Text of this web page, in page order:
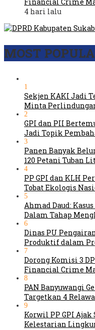
4 hari lalu
MOST
1
Sekjen KAKI Jadi
Minta
2
GPI dan PII
Jadi Topik
3
Panen Banyak
120 Petani Tuban
4
PP GPI dan KLH
Tobat Ekologis
5
Ahmad Daud:
Dalam Tahap
6
Dinas PU
Produktif dalam
7
Dorong Komisi 3
Financial Crime
8
PAN Banyuwangi
Targetkan 4
9
Korwil PP GPI
Kelestarian